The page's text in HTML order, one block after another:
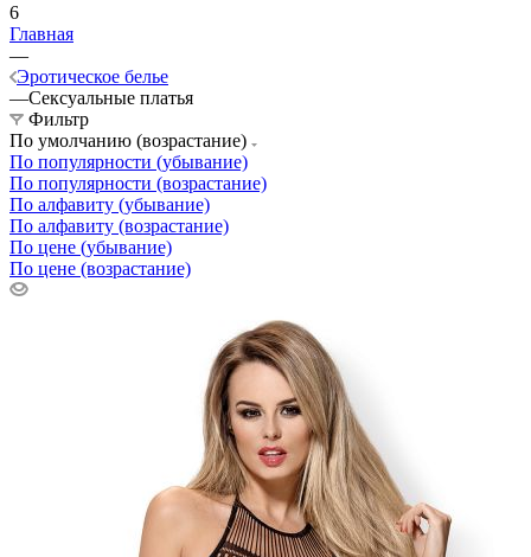
6
Главная
—
Эротическое белье
—Сексуальные платья
Фильтр
По умолчанию (возрастание)
По популярности (убывание)
По популярности (возрастание)
По алфавиту (убывание)
По алфавиту (возрастание)
По цене (убывание)
По цене (возрастание)